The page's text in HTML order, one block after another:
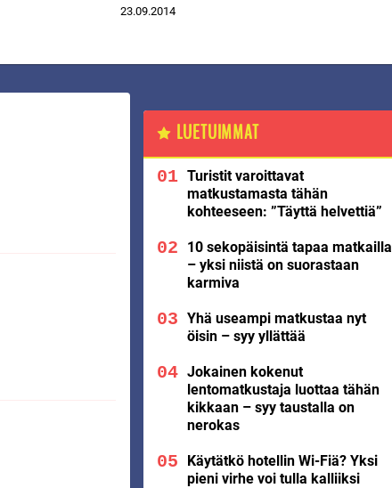
23.09.2014
LUETUIMMAT
Turistit varoittavat
matkustamasta tähän
kohteeseen: ”Täyttä helvettiä”
10 sekopäisintä tapaa matkailla
– yksi niistä on suorastaan
karmiva
Yhä useampi matkustaa nyt
öisin – syy yllättää
Jokainen kokenut
lentomatkustaja luottaa tähän
kikkaan – syy taustalla on
nerokas
Käytätkö hotellin Wi-Fiä? Yksi
pieni virhe voi tulla kalliiksi